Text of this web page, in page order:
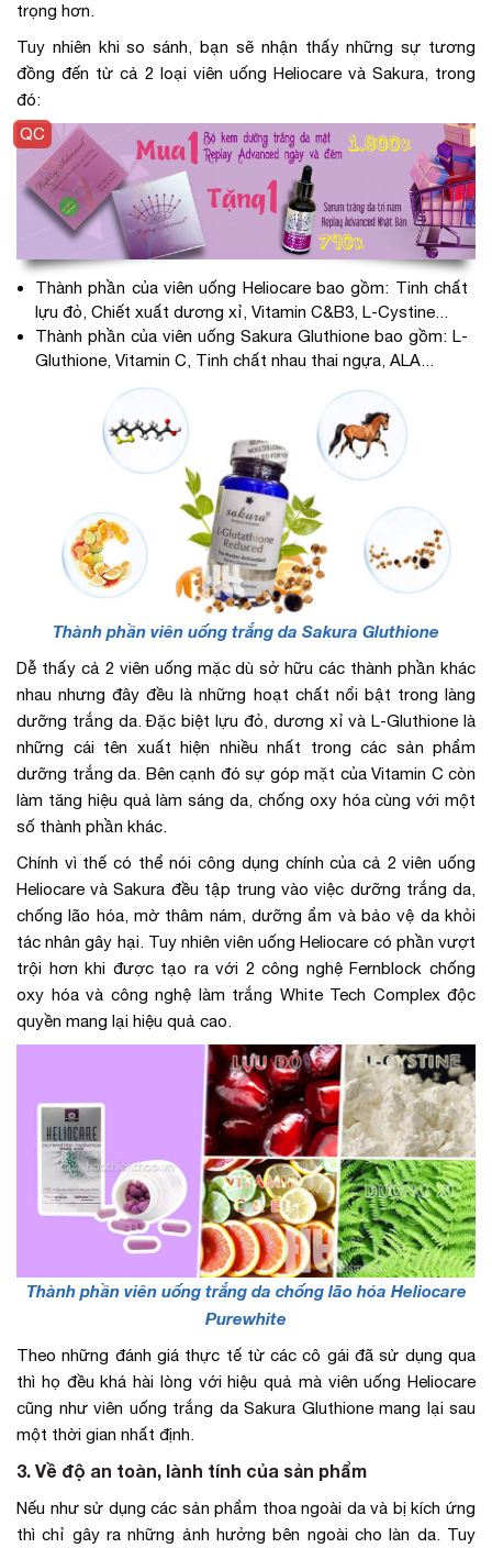
trọng hơn.
Tuy nhiên khi so sánh, bạn sẽ nhận thấy những sự tương
đồng đến từ cả 2 loại viên uống Heliocare và Sakura, trong
đó:
Thành phần của viên uống Heliocare bao gồm: Tinh chất
lựu đỏ, Chiết xuất dương xỉ, Vitamin C&B3, L-Cystine...
Thành phần của viên uống Sakura Gluthione bao gồm: L-
Gluthione, Vitamin C, Tinh chất nhau thai ngựa, ALA...
Thành phần viên uống trắng da Sakura Gluthione
Dễ thấy cả 2 viên uống mặc dù sở hữu các thành phần khác
nhau nhưng đây đều là những hoạt chất nổi bật trong làng
dưỡng trắng da. Đặc biệt lựu đỏ, dương xỉ và L-Gluthione là
những cái tên xuất hiện nhiều nhất trong các sản phẩm
dưỡng trắng da. Bên cạnh đó sự góp mặt của Vitamin C còn
làm tăng hiệu quả làm sáng da, chống oxy hóa cùng với một
số thành phần khác.
Chính vì thế có thể nói công dụng chính của cả 2 viên uống
Heliocare và Sakura đều tập trung vào việc dưỡng trắng da,
chống lão hóa, mờ thâm nám, dưỡng ẩm và bảo vệ da khỏi
tác nhân gây hại. Tuy nhiên viên uống Heliocare có phần vượt
trội hơn khi được tạo ra với 2 công nghệ Fernblock chống
oxy hóa và công nghệ làm trắng White Tech Complex độc
quyền mang lại hiệu quả cao.
Thành phần viên uống trắng da chống lão hóa Heliocare
Purewhite
Theo những đánh giá thực tế từ các cô gái đã sử dụng qua
thì họ đều khá hài lòng với hiệu quả mà viên uống Heliocare
cũng như viên uống trắng da Sakura Gluthione mang lại sau
một thời gian nhất định.
3. Về độ an toàn, lành tính của sản phẩm
Nếu như sử dụng các sản phẩm thoa ngoài da và bị kích ứng
thì chỉ gây ra những ảnh hưởng bên ngoài cho làn da. Tuy